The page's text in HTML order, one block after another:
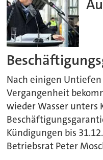
Nach einigen
Vergangenheit
wieder Wasser unters
Kündigungen bis
Betriebsrat Peter